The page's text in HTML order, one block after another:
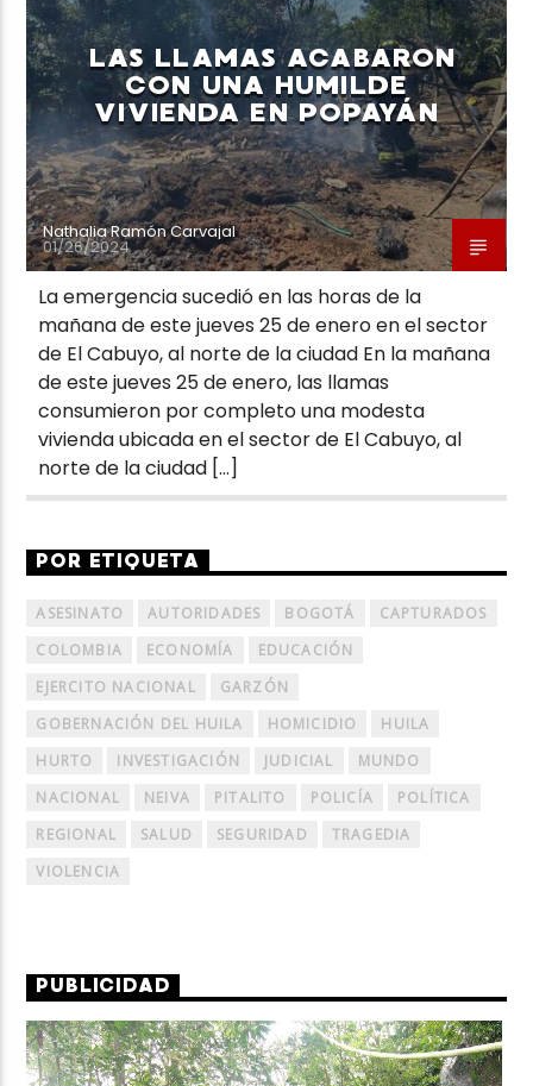
Neiva Estereo
LAS LLAMAS ACABARON
CON UNA HUMILDE
VIVIENDA EN POPAYÁN
Nathalia Ramón Carvajal
01/26/2024
La emergencia sucedió en las horas de la
mañana de este jueves 25 de enero en el sector
de El Cabuyo, al norte de la ciudad En la mañana
de este jueves 25 de enero, las llamas
consumieron por completo una modesta
vivienda ubicada en el sector de El Cabuyo, al
norte de la ciudad […]
POR ETIQUETA
ASESINATO AUTORIDADES BOGOTÁ
CAPTURADOS
COLOMBIA
ECONOMÍA
EDUCACIÓN
EJERCITO NACIONAL
GARZÓN
GOBERNACIÓN DEL HUILA
HOMICIDIO
HUILA
HURTO
INVESTIGACIÓN JUDICIAL
MUNDO
NACIONAL
NEIVA PITALITO POLICÍA
POLÍTICA
REGIONAL
SALUD SEGURIDAD
TRAGEDIA
VIOLENCIA
PUBLICIDAD